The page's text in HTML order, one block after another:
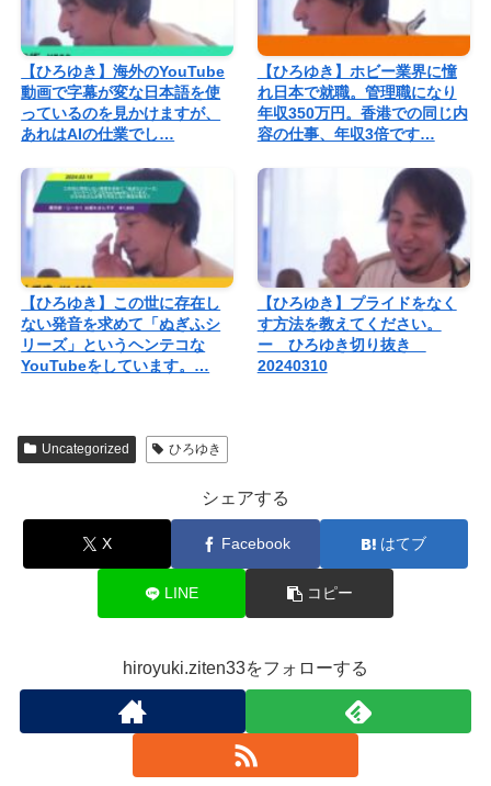
【ひろゆき】海外のYouTube
動画で字幕が変な日本語を使
っているのを見かけますが、
あれはAIの仕業でし…
【ひろゆき】ホビー業界に憧
れ日本で就職。管理職になり
年収350万円。香港での同じ内
容の仕事、年収3倍です…
【ひろゆき】この世に存在し
ない発音を求めて「ぬぎふシ
リーズ」というヘンテコな
YouTubeをしています。…
【ひろゆき】プライドをなく
す方法を教えてください。
ー ひろゆき切り抜き
20240310
Uncategorized ひろゆき
シェアする
X Facebook はてブ
LINE コピー
hiroyuki.ziten33をフォローする